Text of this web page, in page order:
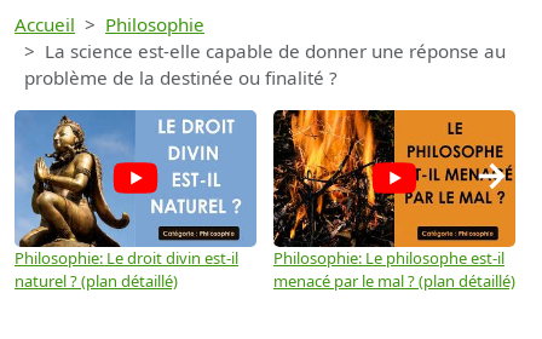
Accueil
Philosophie
La science est-elle capable de donner une réponse au
problème de la destinée ou finalité ?
Philosophie: Le droit divin est-il
naturel ? (plan détaillé)
Philosophie: Le philosophe est-il
menacé par le mal ? (plan détaillé)
→